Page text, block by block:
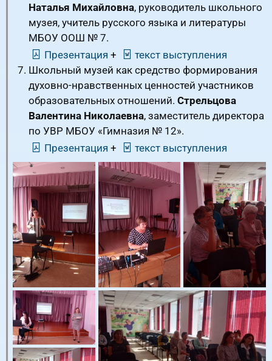
Наталья Михайловна, руководитель школьного
музея, учитель русского языка и литературы
МБОУ ООШ № 7.
Презентация +
текст выступления
Школьный музей как средство формирования
духовно-нравственных ценностей участников
образовательных отношений. Стрельцова
Валентина Николаевна, заместитель директора
по УВР МБОУ «Гимназия № 12».
Презентация + текст выступления